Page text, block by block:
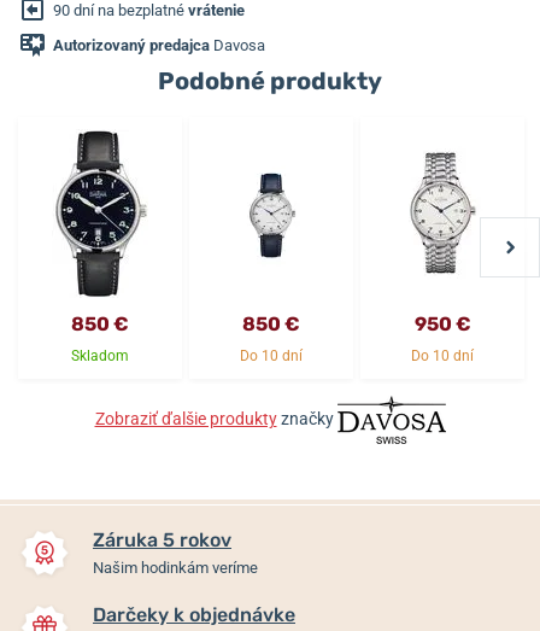
90 dní na bezplatné vrátenie
Autorizovaný predajca Davosa
Podobné produkty
850 €
Skladom
850 €
Do 10 dní
950 €
Do 10 dní
Zobraziť ďalšie produktyznačky
Záruka 5 rokov
Našim hodinkám veríme
Darčeky k objednávke